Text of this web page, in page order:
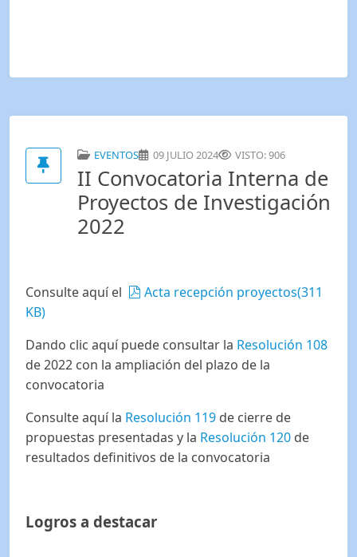
EVENTOS 09 JULIO 2024 VISTO: 906
II Convocatoria Interna de
Proyectos de Investigación
2022
Consulte aquí el pdf
Acta recepción proyectos(311
KB)
Dando clic aquí puede consultar la Resolución 108
de 2022 con la ampliación del plazo de la
convocatoria
Consulte aquí la Resolución 119 de cierre de
propuestas presentadas y la Resolución 120 de
resultados definitivos de la convocatoria
Logros a destacar